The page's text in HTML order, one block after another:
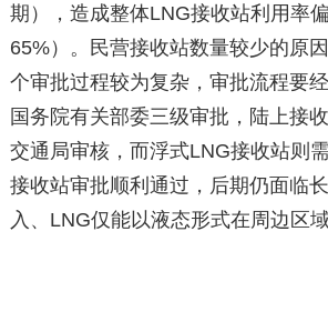
期），造成整体LNG接收站利用率
65%）。民营接收站数量较少的原
个审批过程较为复杂，审批流程要
国务院有关部委三级审批，陆上接
交通局审核，而浮式LNG接收站则
接收站审批顺利通过，后期仍面临
入、LNG仅能以液态形式在周边区